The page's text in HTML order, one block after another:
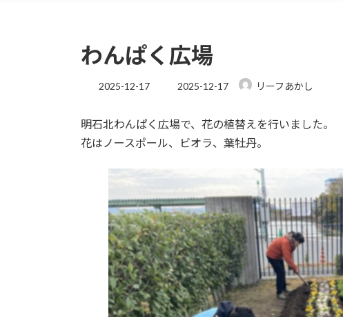
わんぱく広場
2025-12-17
最
新
日
時
2025-12-17 リーフあかし
明石北わんぱく広場で、花の植替えを行いました。
花はノースポール、ビオラ、葉牡丹。